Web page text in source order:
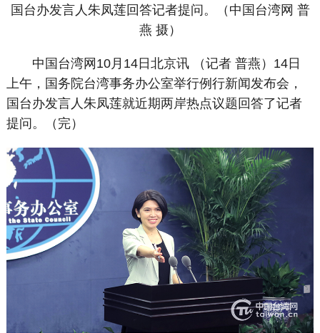
国台办发言人朱凤莲回答记者提问。（中国台湾网 普
燕 摄）
中国台湾网10月14日北京讯 （记者 普燕）14日
上午，国务院台湾事务办公室举行例行新闻发布会，
国台办发言人朱凤莲就近期两岸热点议题回答了记者
提问。（完）